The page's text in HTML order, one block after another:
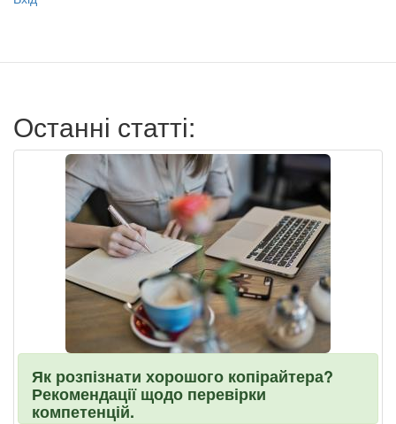
записи
Останні статті:
Як розпізнати хорошого копірайтера?
Рекомендації щодо перевірки
компетенцій.